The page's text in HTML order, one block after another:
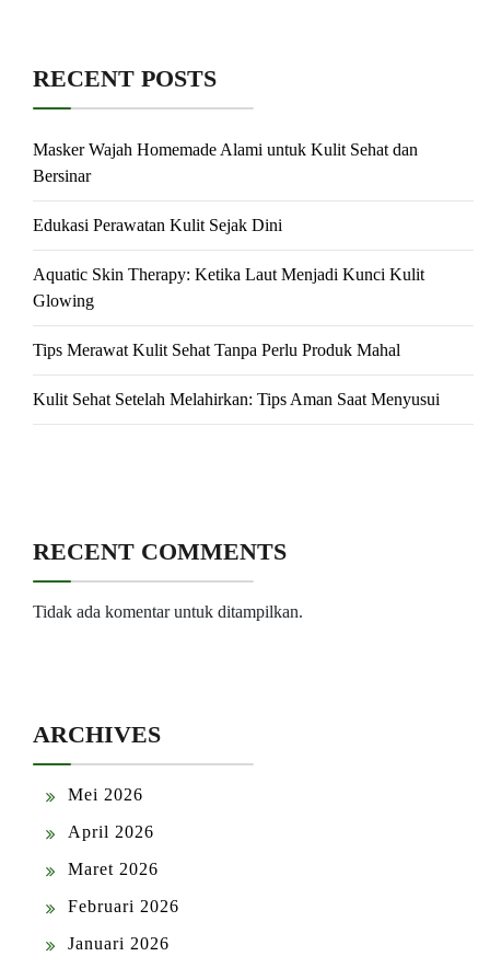
RECENT POSTS
Masker Wajah Homemade Alami untuk Kulit Sehat dan
Bersinar
Edukasi Perawatan Kulit Sejak Dini
Aquatic Skin Therapy: Ketika Laut Menjadi Kunci Kulit
Glowing
Tips Merawat Kulit Sehat Tanpa Perlu Produk Mahal
Kulit Sehat Setelah Melahirkan: Tips Aman Saat Menyusui
RECENT COMMENTS
Tidak ada komentar untuk ditampilkan.
ARCHIVES
Mei 2026
April 2026
Maret 2026
Februari 2026
Januari 2026